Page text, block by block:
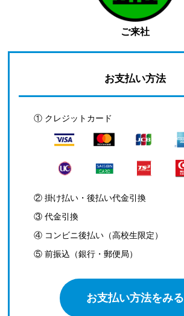
ご来社
お支払い方法
① クレジットカード
② 掛け払い・後払い代金引換
③ 代金引換
④ コンビニ後払い（高校生限定）
⑤ 前振込（銀行・郵便局）
お支払い方法をみる